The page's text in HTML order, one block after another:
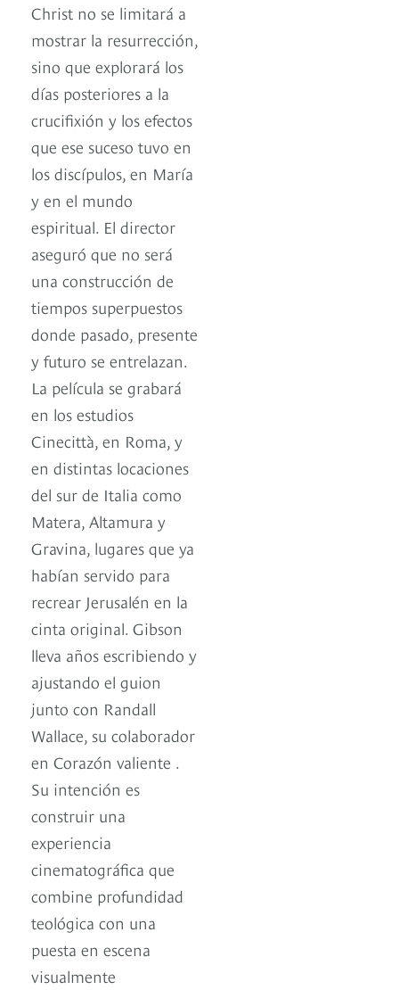
Christ no se limitará a
mostrar la resurrección,
sino que explorará los
días posteriores a la
crucifixión y los efectos
que ese suceso tuvo en
los discípulos, en María
y en el mundo
espiritual. El director
aseguró que no será
una construcción de
tiempos superpuestos
donde pasado, presente
y futuro se entrelazan.
La película se grabará
en los estudios
Cinecittà, en Roma, y
en distintas locaciones
del sur de Italia como
Matera, Altamura y
Gravina, lugares que ya
habían servido para
recrear Jerusalén en la
cinta original. Gibson
lleva años escribiendo y
ajustando el guion
junto con Randall
Wallace, su colaborador
en Corazón valiente .
Su intención es
construir una
experiencia
cinematográfica que
combine profundidad
teológica con una
puesta en escena
visualmente